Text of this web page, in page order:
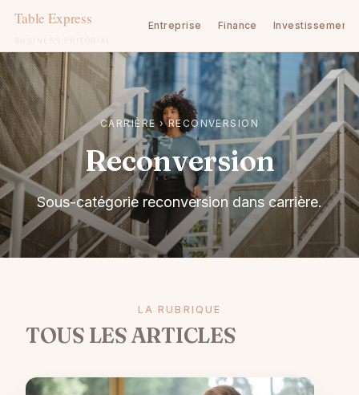
Entreprise Finance Investissement
Aller
au
contenu
CARRIÈRE › RECONVERSION
Reconversion
Sous-catégorie reconversion dans carrière.
LA RUBRIQUE
TOUS LES ARTICLES